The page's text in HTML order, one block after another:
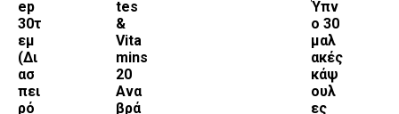
ep
30τ
εμ
(Δι
ασ
πει
ρό
tes
&
Vita
mins
20
Ανα
βρά
Ύπν
ο 30
μαλ
ακές
κάψ
ουλ
ες